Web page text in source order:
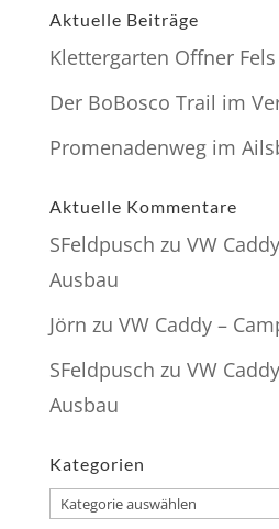
Aktuelle Beiträge
Klettergarten Offner
Der BoBosco Trail im
Promenadenweg im
Aktuelle Kommentare
SFeldpusch zu VW
Ausbau
Jörn zu VW Caddy –
SFeldpusch zu VW
Ausbau
Kategorien
Kategorien